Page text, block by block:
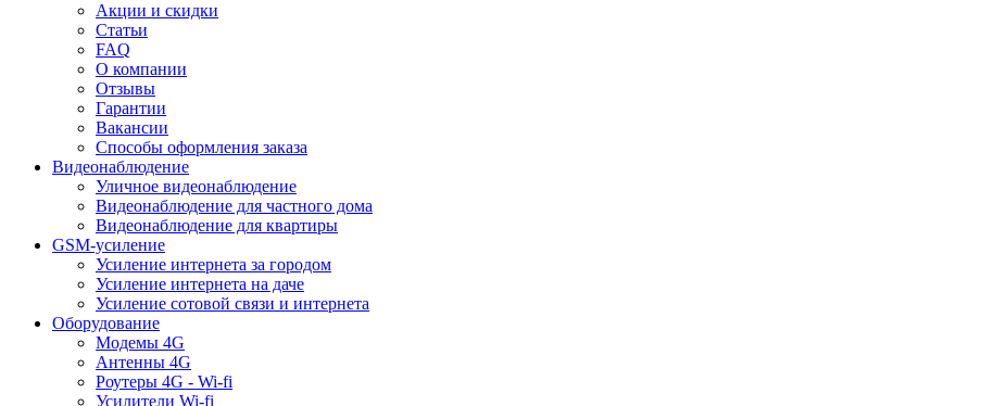
Акции и скидки
Статьи
FAQ
О компании
Отзывы
Гарантии
Вакансии
Способы оформления заказа
Видеонаблюдение
Уличное видеонаблюдение
Видеонаблюдение для частного дома
Видеонаблюдение для квартиры
GSM-усиление
Усиление интернета за городом
Усиление интернета на даче
Усиление сотовой связи и интернета
Оборудование
Модемы 4G
Антенны 4G
Роутеры 4G - Wi-fi
Усилители Wi-fi